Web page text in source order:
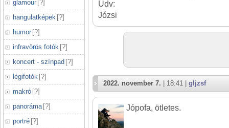
glamour [?]
hangulatképek [?]
humor [?]
infravörös fotók [?]
koncert - színpad [?]
légifotók [?]
makró [?]
panoráma [?]
portré [?]
Üdv:
Józsi
2022. november 7. | 18:41 | gljzsf
Jópofa, ötletes.